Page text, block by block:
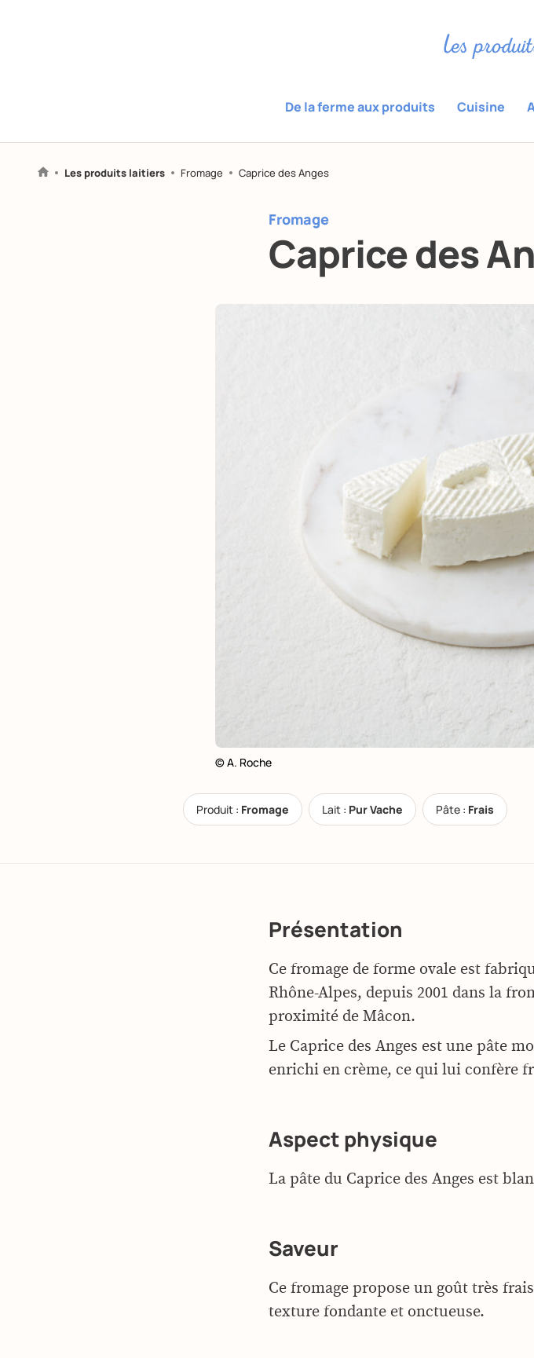
De la ferme aux produits Cuisine
Les produits laitiers Fromage Caprice des Anges
Fromage
Caprice des
© A. Roche
Produit : Fromage Lait : Pur Vache Pâte : Frais
Présentation
Ce fromage de forme ovale est
Rhône-Alpes, depuis 2001 dans la
proximité de Mâcon.
Le Caprice des Anges est une pâte
enrichi en crème, ce qui lui confère
Aspect physique
La pâte du Caprice des Anges est
Saveur
Ce fromage propose un goût très
texture fondante et onctueuse.